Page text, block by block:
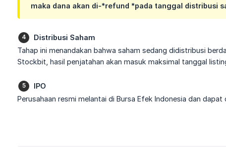
maka dana akan di-*refund *pada tanggal distribusi
Distribusi Saham
Tahap ini menandakan bahwa saham sedang didistribusi
Stockbit, hasil penjatahan akan masuk maksimal tanggal
IPO
Perusahaan resmi melantai di Bursa Efek Indonesia dan dapat